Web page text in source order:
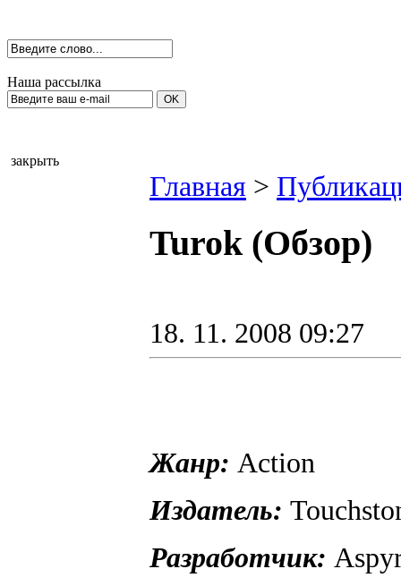
Наша рассылка
закрыть
Главная >
Turok (Обзор)
18. 11. 2008 09:27
Жанр: Action
Издатель:
Разработчик: